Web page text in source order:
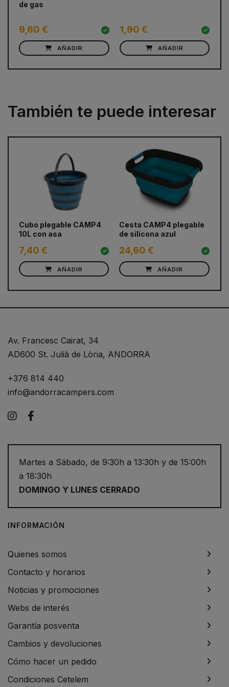
de gas
9,60 €
AÑADIR
1,90 €
AÑADIR
También te puede interesar
Cubo plegable CAMP4
10L con asa
7,40 €
AÑADIR
Cesta CAMP4 plegable
de silicona azul
24,60 €
AÑADIR
Av. Francesc Cairat, 34
AD600 St. Julià de Lòria, ANDORRA
+376 814 440
info@andorracampers.com
Instagram
Martes a Sábado, de 9:30h a 13:30h y de 15:00h
a 18:30h
DOMINGO Y LUNES CERRADO
INFORMACIÓN
Quienes somos
Contacto y horarios
Noticias y promociones
Webs de interés
Garantía posventa
Cambios y devoluciones
Cómo hacer un pedido
Condiciones Cetelem